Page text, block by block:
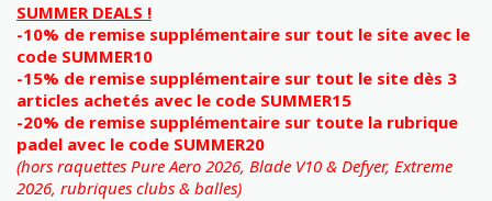
SUMMER DEALS !
-10% de remise supplémentaire sur tout le site avec le
code SUMMER10
-15% de remise supplémentaire sur tout le site dès 3
articles achetés avec le code SUMMER15
-20% de remise supplémentaire sur toute la rubrique
padel avec le code SUMMER20
(hors raquettes Pure Aero 2026, Blade V10 & Defyer, Extreme
2026, rubriques clubs & balles)